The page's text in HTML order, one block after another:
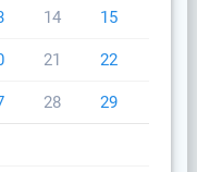
14 15
21 22
28 29